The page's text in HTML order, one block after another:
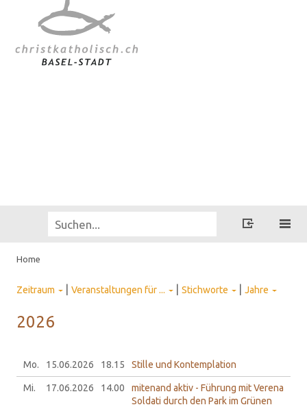
Home
Zeitraum Veranstaltungen für ... Stichworte Jahre
2026
Mo. 15.06.2026 18.15 Stille und Kontemplation
Mi. 17.06.2026 14.00
mitenand aktiv - Führung mit Verena
Soldati durch den Park im Grünen